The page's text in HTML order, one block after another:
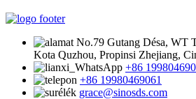
No.79 Gutang Désa, WT
Kota Quzhou, Propinsi Zhejiang,
+86
+86 19980469061
grace@sinosds.com